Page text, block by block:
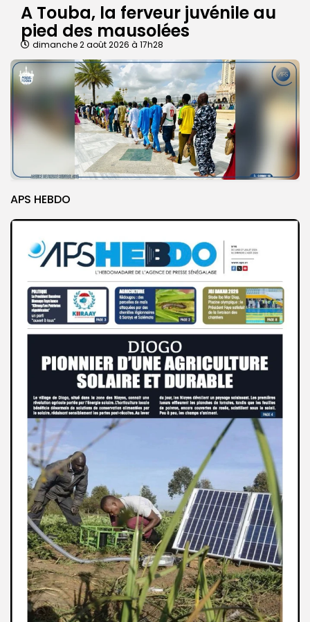
A Touba, la ferveur juvénile au
pied des mausolées
dimanche 2 août 2026 à 17h28
APS HEBDO